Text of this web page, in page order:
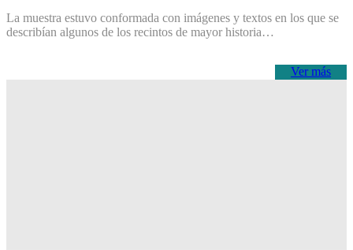
La muestra estuvo conformada con imágenes y textos en los que se
describían algunos de los recintos de mayor historia…
Ver más